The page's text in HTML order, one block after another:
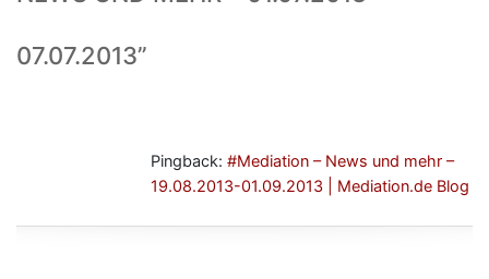
07.07.2013”
Pingback: #Mediation – News und mehr –
19.08.2013-01.09.2013 | Mediation.de Blog